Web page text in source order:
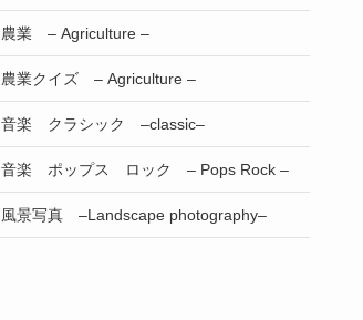
農業 – Agriculture –
農業クイズ – Agriculture –
音楽 クラシック –classic–
音楽 ポップス ロック – Pops Rock –
風景写真 –Landscape photography–